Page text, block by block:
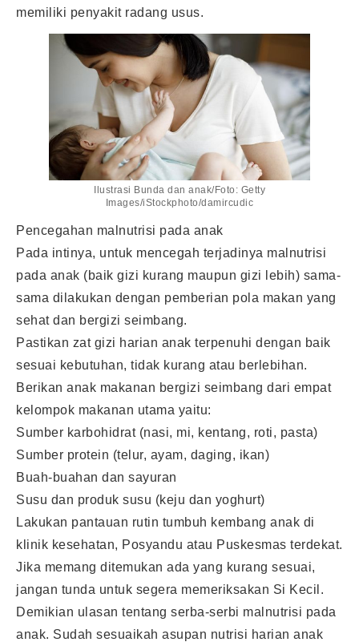
memiliki penyakit radang usus.
Ilustrasi Bunda dan anak/Foto: Getty
Images/iStockphoto/damircudic
Pencegahan malnutrisi pada anak
Pada intinya, untuk mencegah terjadinya malnutrisi
pada anak (baik gizi kurang maupun gizi lebih) sama-
sama dilakukan dengan pemberian pola makan yang
sehat dan bergizi seimbang.
Pastikan zat gizi harian anak terpenuhi dengan baik
sesuai kebutuhan, tidak kurang atau berlebihan.
Berikan anak makanan bergizi seimbang dari empat
kelompok makanan utama yaitu:
Sumber karbohidrat (nasi, mi, kentang, roti, pasta)
Sumber protein (telur, ayam, daging, ikan)
Buah-buahan dan sayuran
Susu dan produk susu (keju dan yoghurt)
Lakukan pantauan rutin tumbuh kembang anak di
klinik kesehatan, Posyandu atau Puskesmas terdekat.
Jika memang ditemukan ada yang kurang sesuai,
jangan tunda untuk segera memeriksakan Si Kecil.
Demikian ulasan tentang serba-serbi malnutrisi pada
anak. Sudah sesuaikah asupan nutrisi harian anak